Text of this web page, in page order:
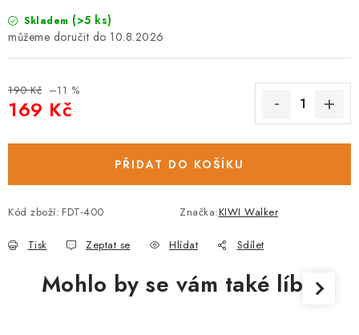
Skladem (>5 ks)
10.8.2026
190 Kč –11 %
169 Kč
PŘIDAT DO KOŠÍKU
Kód zboží: FDT-400 Značka:KIWI Walker
Tisk Zeptat se Hlídat Sdílet
Mohlo by se vám také líbit